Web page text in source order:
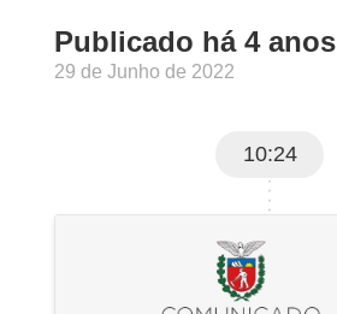
Publicado há 4 anos
29 de Junho de 2022
10:24